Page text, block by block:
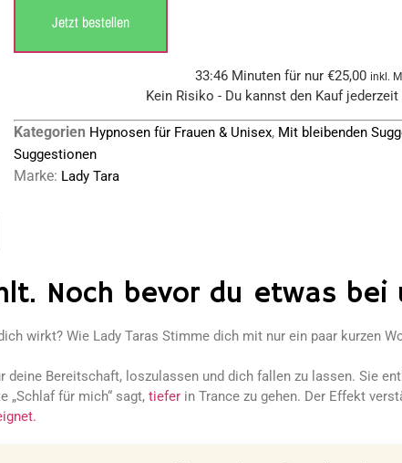
Jetzt bestellen
33:46 Minuten für nur €25,00 inkl.
Kein Risiko - Du kannst den Kauf jederzeit
Kategorien Hypnosen für Frauen & Unisex, Mit bleibenden
Suggestionen
Marke: Lady Tara
Noch bevor du etwas
wirkt? Wie Lady Taras Stimme dich mit nur ein paar kurzen
Bereitschaft, loszulassen und dich fallen zu lassen. Sie
„Schlaf für mich“ sagt, tiefer in Trance zu gehen. Der Effekt